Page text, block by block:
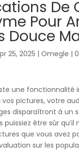
De
Pour
Douce
25, 2025 | Omegle |
une fonctionnalité
pictures, votre
disparaîtront à un
être sûr qu’il
que vous avez
sur les